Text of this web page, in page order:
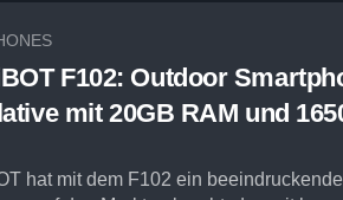
F102: Outdoor
mit 20GB RAM und
hat mit dem F102 ein